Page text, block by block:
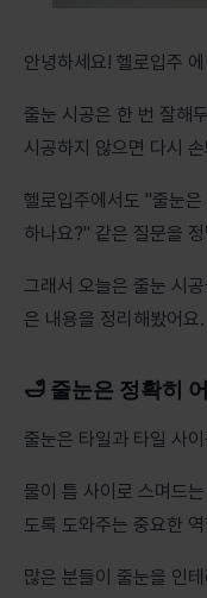
안녕하세요! 헬로입주
줄눈 시공은 한 번 잘해
시공하지 않으면 다시
헬로입주에서도 "줄눈
하나요?" 같은 질문을
그래서 오늘은 줄눈 시
은 내용을 정리해봤어요.
🛁 줄눈은 정확히
줄눈은 타일과 타일 사
물이 틈 사이로 스며드
도록 도와주는 중요한
많은 분들이 줄눈을 인